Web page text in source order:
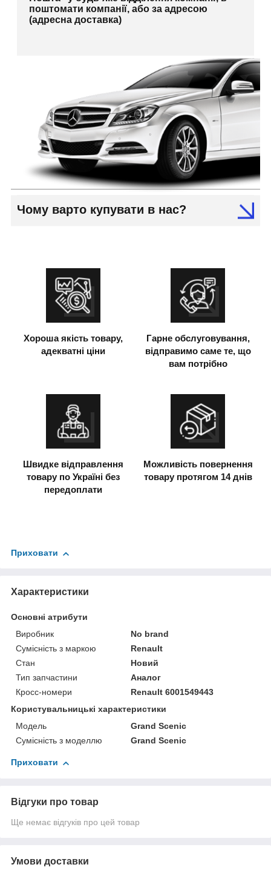
поштомати компанії, або за адресою
(адресна доставка)
Чому варто купувати в нас?
Хороша якість товару,
адекватні ціни
Гарне обслуговування,
відправимо саме те, що
вам потрібно
Швидке відправлення
товару по Україні без
передоплати
Можливість повернення
товару протягом 14 днів
Приховати
Характеристики
Основні атрибути
Виробник
No brand
Сумісність з маркою
Renault
Стан
Новий
Тип запчастини
Аналог
Кросс-номери
Renault 6001549443
Користувальницькі характеристики
Мoдель
Grand Scenic
Сумісність з моделлю
Grand Scenic
Приховати
Відгуки про товар
Ще немає відгуків про цей товар
Умови доставки